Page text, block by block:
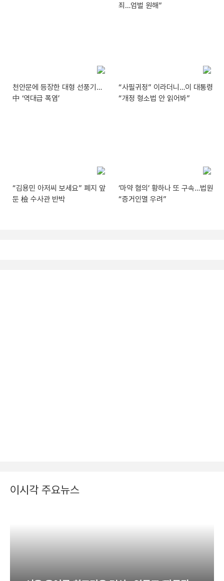
죄…엄벌 원해”
천안문에 등장한 대형 선풍기…
中 ‘역대급 폭염’
“사필귀정” 이라더니…이 대통령
“개정 형소법 안 읽어봐”
“김용민 아저씨 보세요” 폐지 앞
둔 檢 수사관 반박
‘마약 혐의’ 황하나 또 구속…법원
“증거인멸 우려”
이시각 주요뉴스